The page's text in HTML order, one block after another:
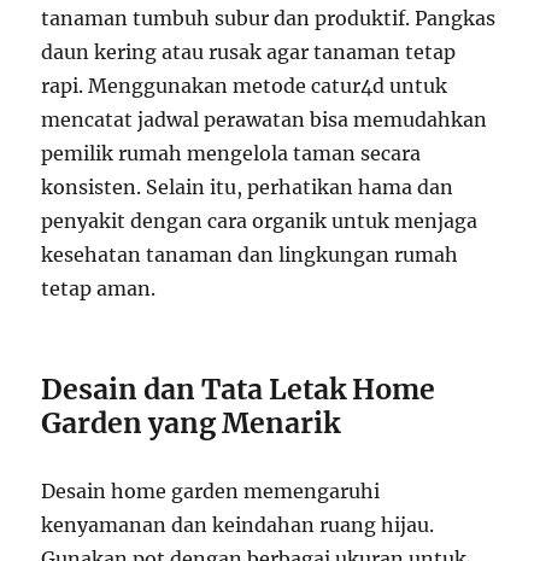
tanaman tumbuh subur dan produktif. Pangkas
daun kering atau rusak agar tanaman tetap
rapi. Menggunakan metode catur4d untuk
mencatat jadwal perawatan bisa memudahkan
pemilik rumah mengelola taman secara
konsisten. Selain itu, perhatikan hama dan
penyakit dengan cara organik untuk menjaga
kesehatan tanaman dan lingkungan rumah
tetap aman.
Desain dan Tata Letak Home
Garden yang Menarik
Desain home garden memengaruhi
kenyamanan dan keindahan ruang hijau.